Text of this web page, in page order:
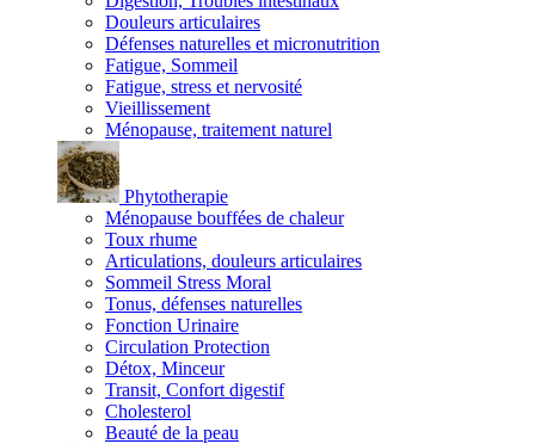
Douleurs articulaires
Défenses naturelles et micronutrition
Fatigue, Sommeil
Fatigue, stress et nervosité
Vieillissement
Ménopause, traitement naturel
Phytotherapie
Ménopause bouffées de chaleur
Toux rhume
Articulations, douleurs articulaires
Sommeil Stress Moral
Tonus, défenses naturelles
Fonction Urinaire
Circulation Protection
Détox, Minceur
Transit, Confort digestif
Cholesterol
Beauté de la peau